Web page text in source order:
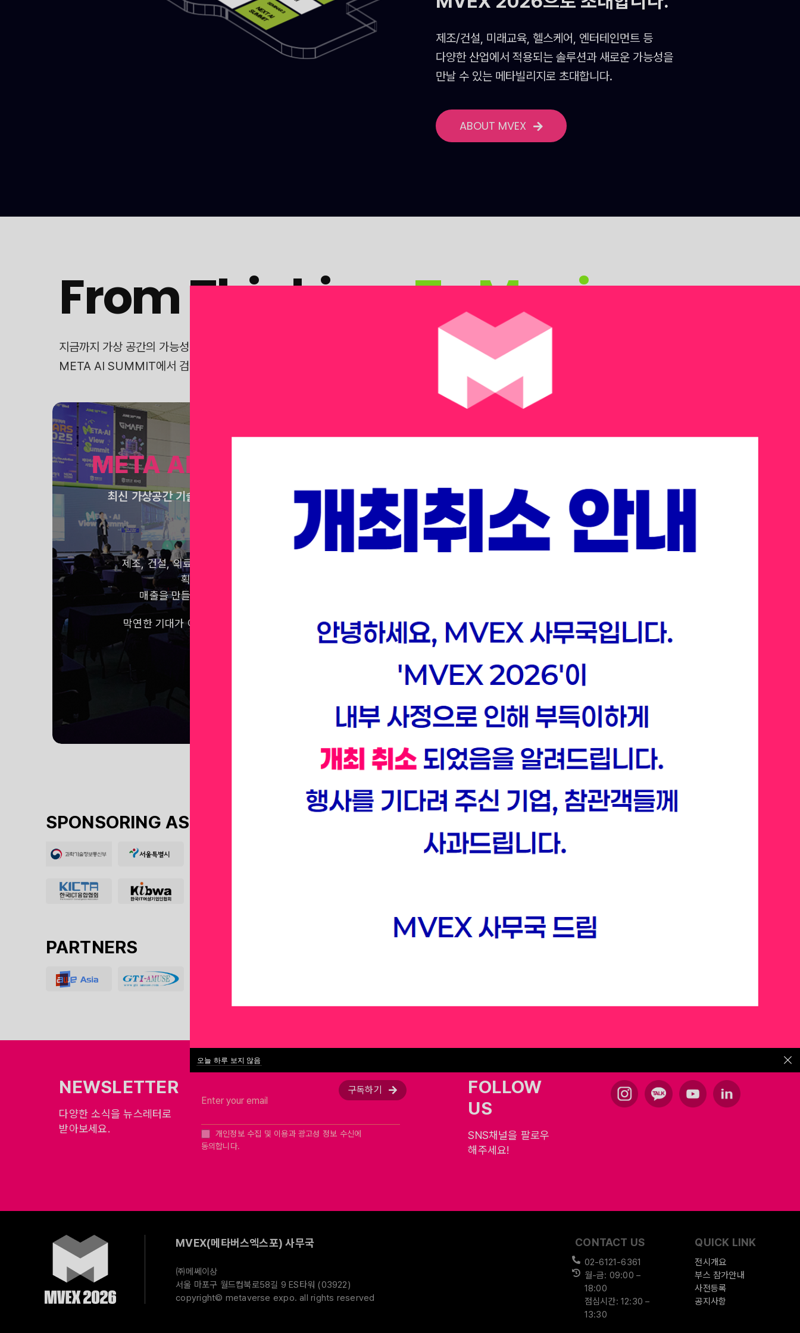
제조/건설, 미래교육, 헬스케어, 엔터테인먼트 등
다양한 산업에서 적용되는 솔루션과 새로운 가능성을
만날 수 있는 메타빌리지로 초대합니다.
ABOUT MVEX
From Thinking,To Moving
지금까지 가상 공간의 가능성을 탐구한 ‘THINKING’의 시간이었다면, 2026년은 기술이 현실로 나와 산업을 바꾸는 ’MOVING’의 해입니다.
META AI SUMMIT에서 검증된 현재와, 도래할 거대한 미래를 두 가지 트랙으로 만나보세요.
META AI View Summit
최신 가상공간 기술들의 산업 별 적용 및 성공 사례
제조, 건설, 의료, 교육, 국방 등 산업 별 비용은
획기적으로 줄이고,
매출을 만들어내는 VR, 메타버스 기술.
막연한 기대가 아닌 어떠한 사례가 성공했는지
전 세계 VC, 테크 리더들이 주목하는 다음 승부처
차후 시장에서 각광받을 확실한 미래를
선점하세요.
SPONSORING ASSOCIATIONS (2025)
PARTNERS
NEWSLETTER
다양한 소식을 뉴스레터로
받아보세요.
구독하기
개인정보 수집 및 이용과 광고성 정보 수신에
동의합니다.
FOLLOW
US
SNS채널을 팔로우
해주세요!
MVEX(메타버스엑스포) 사무국
㈜메쎄이상
서울 마포구 월드컵북로58길 9 ES타워 (03922)
copyright© metaverse expo. all rights reserved
CONTACT US
02-6121-6361
월-금: 09:00 –
18:00
점심시간: 12:30 –
13:30
QUICK LINK
전시개요
부스 참가안내
사전등록
공지사항
오늘 하루 보지 않음